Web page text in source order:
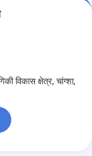
विकास क्षेत्र, चांग्शा,